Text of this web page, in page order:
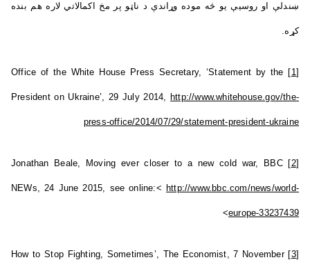
ښندلې او روسیې یو څه موده وړاندې د ناټو پر مخ اکمالاتي لاره هم بنده
کړه.
[1]
Office of the White House Press Secretary, ‘Statement by the
President on Ukraine’, 29 July 2014, http://www.whitehouse.gov/the-
press-office/2014/07/29/statement-president-ukraine
[2]
Jonathan Beale, Moving ever closer to a new cold war, BBC
NEWs, 24 June 2015, see online:< http://www.bbc.com/news/world-
europe-33237439
>
[3]
How to Stop Fighting, Sometimes’, The Economist, 7 November